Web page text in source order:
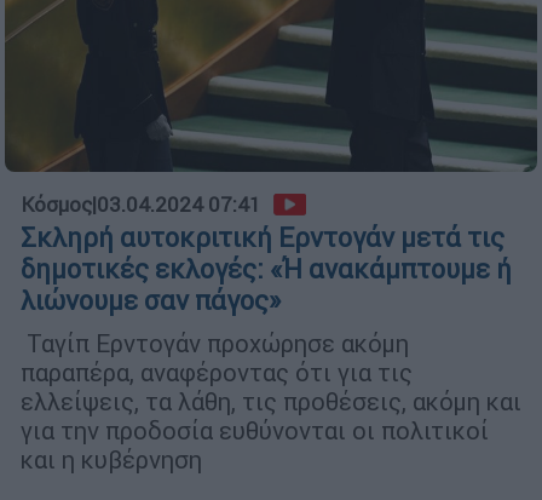
Κόσμος|03.04.2024 07:41
Σκληρή αυτοκριτική Ερντογάν μετά τις
δημοτικές εκλογές: «Ή ανακάμπτουμε ή
λιώνουμε σαν πάγος»
Ταγίπ Ερντογάν προχώρησε ακόμη
παραπέρα, αναφέροντας ότι για τις
ελλείψεις, τα λάθη, τις προθέσεις, ακόμη και
για την προδοσία ευθύνονται οι πολιτικοί
και η κυβέρνηση